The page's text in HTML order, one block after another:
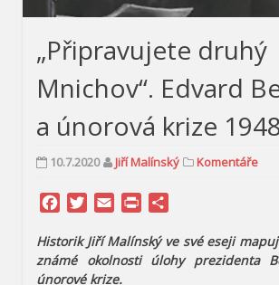
„Připravujete druhý
Mnichov“. Edvard
a únorová krize
10.7.2020 Jiří Malínský Komentáře
Facebook
Twitter
Email Print
Historik Jiří Malínský ve své eseji
známé okolnosti úlohy prezidenta
únorové krize.